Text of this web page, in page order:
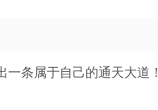
条属于自己的通天大道！